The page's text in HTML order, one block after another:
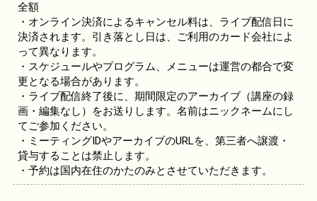
全額
・オンライン決済によるキャンセル料は、ライブ配信日に
決済されます。引き落とし日は、ご利用のカード会社によ
って異なります。
・スケジュールやプログラム、メニューは運営の都合で変
更となる場合があります。
・ライブ配信終了後に、期間限定のアーカイブ（講座の録
画・編集なし）をお送りします。名前はニックネームにし
てご参加ください。
・ミーティングIDやアーカイブのURLを、第三者へ譲渡・
貸与することは禁止します。
・予約は国内在住のかたのみとさせていただきます。